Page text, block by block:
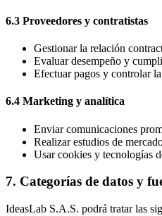
6.3 Proveedores y contratistas
Gestionar la relación
Evaluar desempeño y
Efectuar pagos y controlar
6.4 Marketing y analítica
Enviar comunicaciones
Realizar estudios de
Usar cookies y tecnologías
7. Categorías de datos y
IdeasLab S.A.S. podrá tratar las